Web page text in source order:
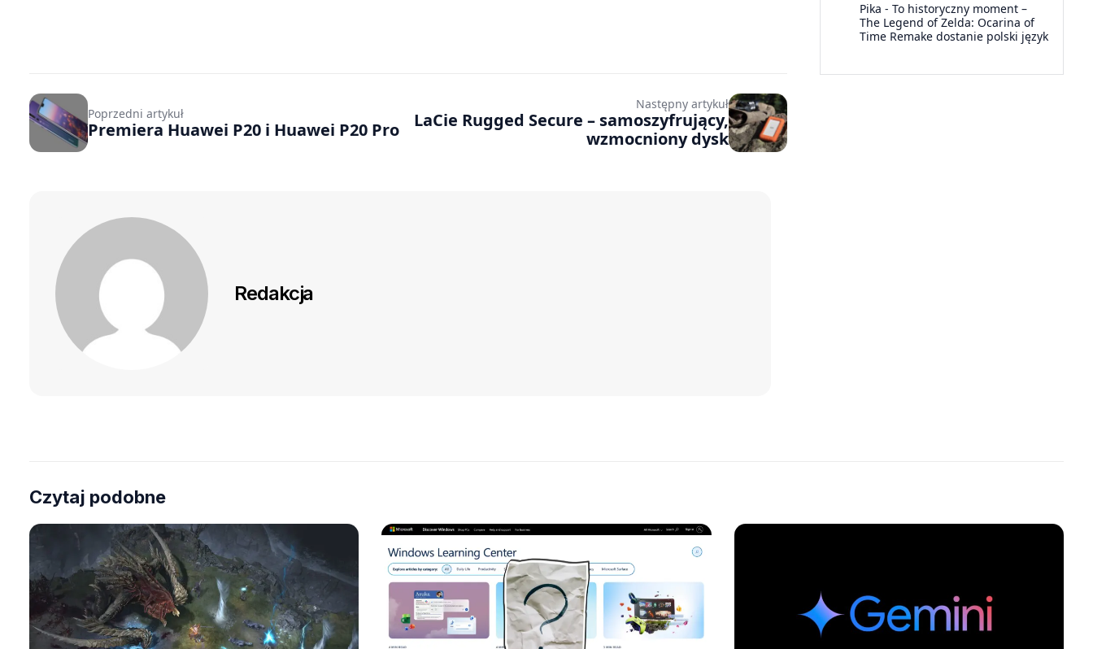
Pika - To historyczny moment –
The Legend of Zelda: Ocarina of
Time Remake dostanie polski język
Poprzedni artykuł
Premiera Huawei P20 i Huawei P20 Pro
Następny artykuł
LaCie Rugged Secure – samoszyfrujący,
wzmocniony dysk
Redakcja
Czytaj podobne